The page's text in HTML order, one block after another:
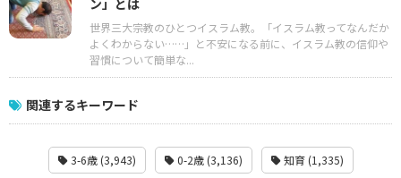
ン」とは
世界三大宗教のひとつイスラム教。「イスラム教ってなんだか
よくわからない……」と不安になる前に、イスラム教の信仰や
習慣について簡単な...
関連するキーワード
3-6歳 (3,943) 0-2歳 (3,136) 知育 (1,335)